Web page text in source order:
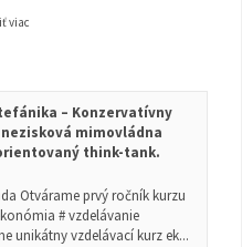
viac
– Konzervatívny
mimovládna
think-tank.
Otvárame prvý ročník kurzu
# vzdelávanie
unikátny vzdelávací kurz ek...